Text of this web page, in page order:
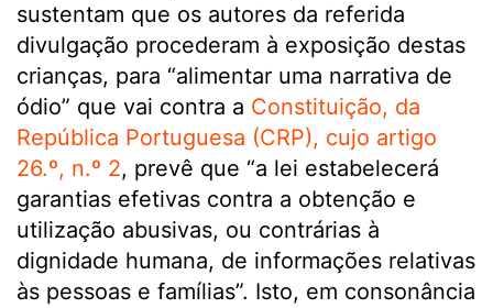
sustentam que os autores da referida
divulgação procederam à exposição destas
crianças, para “alimentar uma narrativa de
ódio” que vai contra a Constituição, da
República Portuguesa (CRP), cujo artigo
26.º, n.º 2, prevê que “a lei estabelecerá
garantias efetivas contra a obtenção e
utilização abusivas, ou contrárias à
dignidade humana, de informações relativas
às pessoas e famílias”. Isto, em consonância